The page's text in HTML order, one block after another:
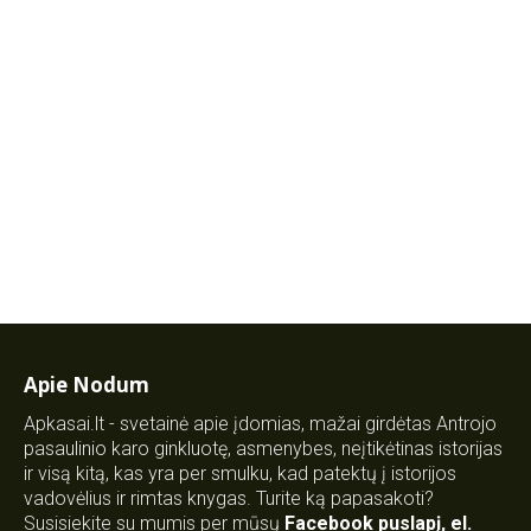
Apie Nodum
Apkasai.lt - svetainė apie įdomias, mažai girdėtas Antrojo
pasaulinio karo ginkluotę, asmenybes, neįtikėtinas istorijas
ir visą kitą, kas yra per smulku, kad patektų į istorijos
vadovėlius ir rimtas knygas. Turite ką papasakoti?
Susisiekite su mumis per mūsų Facebook puslapį, el.